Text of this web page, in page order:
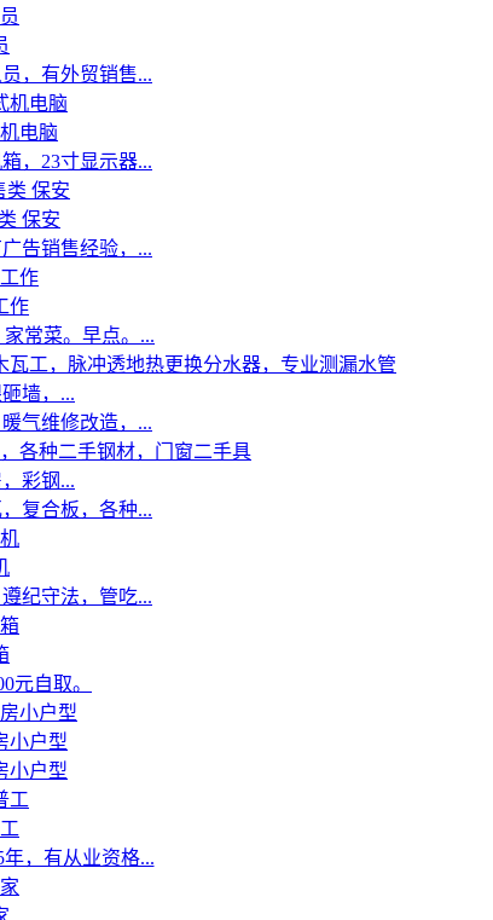
，有外贸销售...
电脑
，23寸显示器...
保安
告销售经验，...
作
常菜。早点。...
墙，...
气维修改造，...
彩钢...
复合板，各种...
纪守法，管吃...
元自取。
小户型
小户型
，有从业资格...